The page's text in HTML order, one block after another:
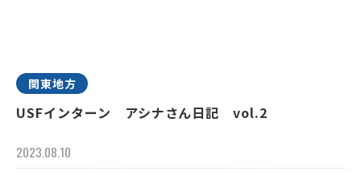
関東地方
USFインターン アシナさん日記 vol.2
2023.08.10